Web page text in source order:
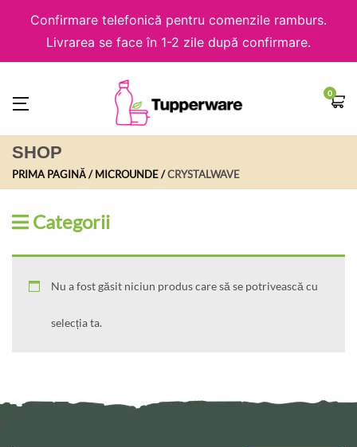
Confirmare telefonică pentru comenzile ramburs.
Livrarea se face în 1-2 zile după confirmare.
0
SHOP
PRIMA PAGINĂ MICROUNDE CRYSTALWAVE
Categorii
Nu a fost găsit niciun produs care să se potrivească cu
selecția ta.